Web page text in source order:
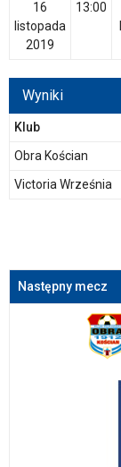
16
listopada
2019
13:00
Wyniki
Klub
Obra Kościan
Victoria Września
Następny mecz